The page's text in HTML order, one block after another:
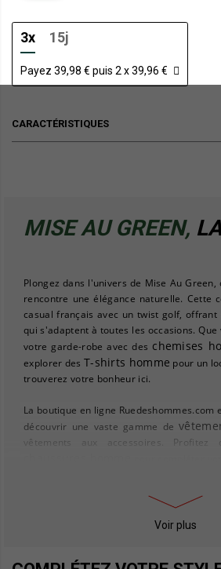
3x 15j
Payez 39,98 € puis 2 x 39,96 €
CARACTÉRISTIQUES
MISE AU GREEN,
Plongez dans l'univers de Mise Au
rencontre une élégance naturelle. Cette
casual français avec un twist golf, offrant
qui s'adaptent à toutes les occasions.
votre garde-robe avec des chemises
explorer des T-shirts homme pour un
trouverez votre bonheur ici.
La boutique en ligne
découvrir une vaste gamme de
vêtements aux accessoires.
Voir plus